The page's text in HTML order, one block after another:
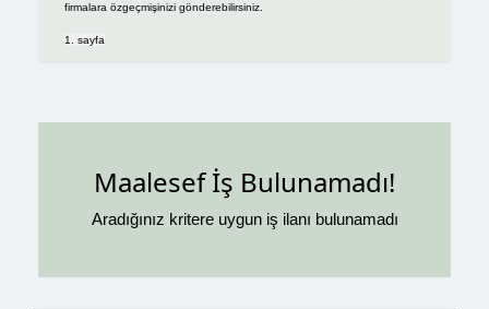
firmalara özgeçmişinizi gönderebilirsiniz.
1. sayfa
Maalesef İş Bulunamadı!
Aradığınız kritere uygun iş ilanı bulunamadı